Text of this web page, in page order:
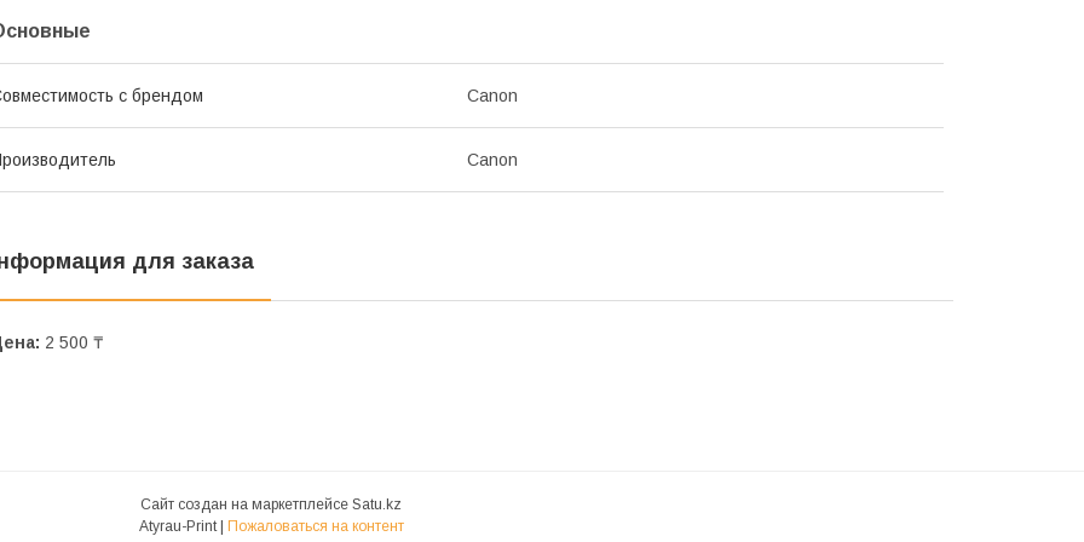
с брендом Canon
Canon
для заказа
2 500 ₸
Сайт создан на маркетплейсе Satu.kz
Пожаловаться на контент